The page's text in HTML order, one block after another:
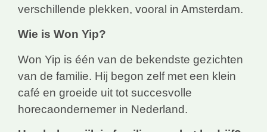
verschillende plekken, vooral in Amsterdam.
Wie is Won Yip?
Won Yip is één van de bekendste gezichten
van de familie. Hij begon zelf met een klein
café en groeide uit tot succesvolle
horecaondernemer in Nederland.